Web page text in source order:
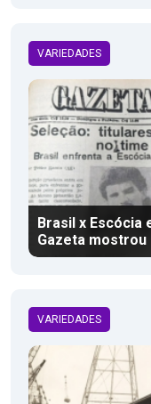
VARIEDADES
Brasil x Escócia
Gazeta
VARIEDADES